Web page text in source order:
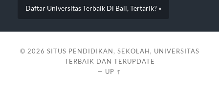
Daftar Universitas Terbaik Di Bali, Tertarik? »
© 2026 SITUS PENDIDIKAN, SEKOLAH, UNIVERSITAS
TERBAIK DAN TERUPDATE
— UP ↑